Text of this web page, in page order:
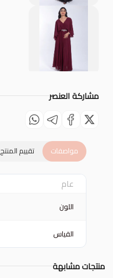
مشاركة العنصر
مواصفات تقييم المنتج
عام
اللون
القياس
منتجات مشابهة